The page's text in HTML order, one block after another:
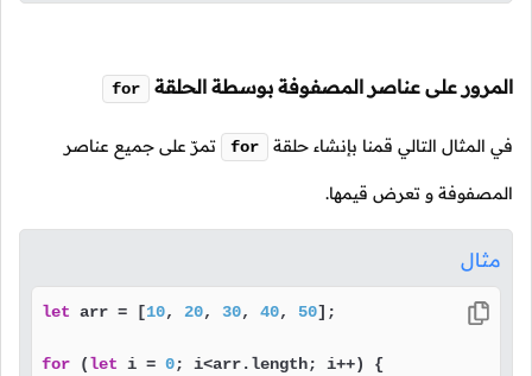
المرور على عناصر المصفوفة بوسطة الحلقة for
في المثال التالي قمنا بإنشاء حلقة for تمرّ على جميع عناصر
المصفوفة و تعرض قيمها.
مثال
let arr = [10, 20, 30, 40, 50];
for (let i = 0; i<arr.length; i++) {